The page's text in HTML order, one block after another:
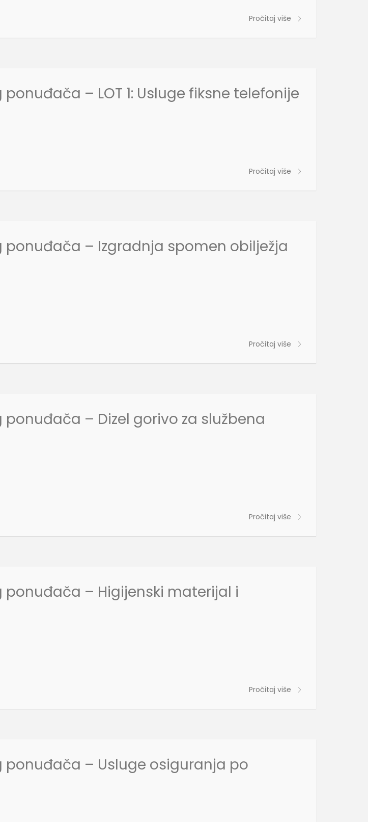
Pročitaj više
– LOT 1: Usluge fiksne telefonije
Pročitaj više
– Izgradnja spomen obilježja
Pročitaj više
– Dizel gorivo za službena
Pročitaj više
– Higijenski materijal i
Pročitaj više
– Usluge osiguranja po